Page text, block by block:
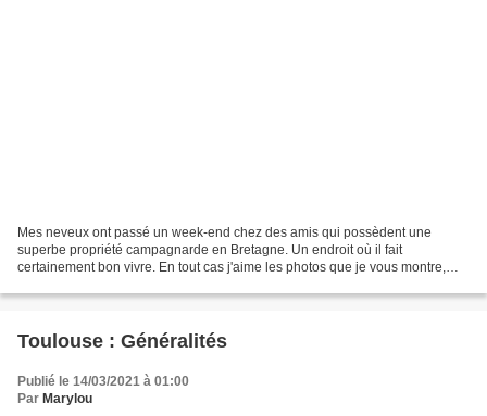
Mes neveux ont passé un week-end chez des amis qui possèdent une
superbe propriété campagnarde en Bretagne. Un endroit où il fait
certainement bon vivre. En tout cas j'aime les photos que je vous montre,
Toulouse : Généralités
Publié le 14/03/2021 à 01:00
Par Marylou